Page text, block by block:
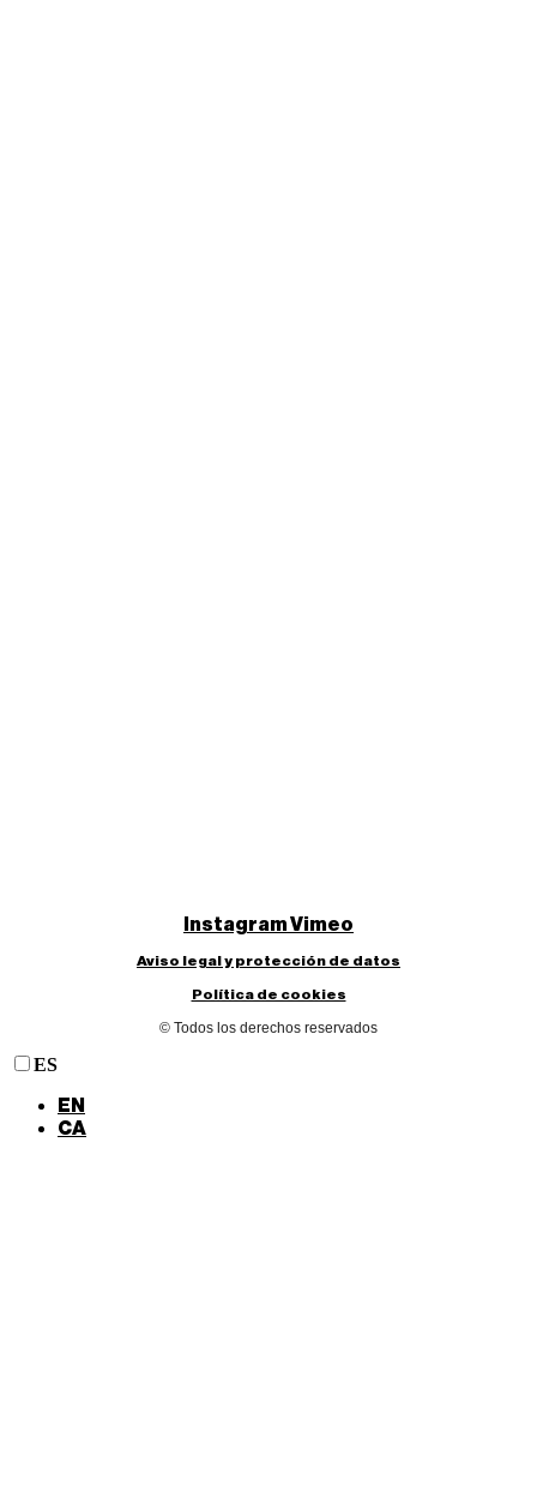
InstagramVimeo
Aviso legal y protección de datos
Política de cookies
© Todos los derechos reservados
ES
EN
CA